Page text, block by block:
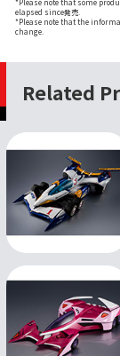
*Please note that some
elapsed since発売.
*Please note that the
change.
Related